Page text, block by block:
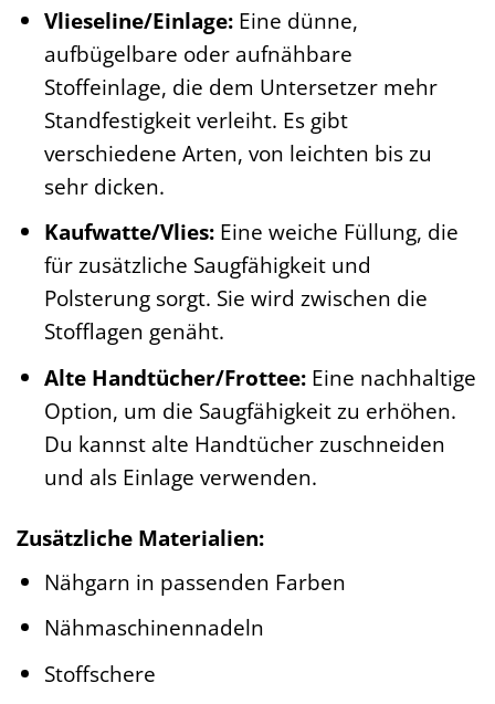
Vlieseline/Einlage:Eine dünne,
aufbügelbare oder aufnähbare
Stoffeinlage, die dem Untersetzer mehr
Standfestigkeit verleiht. Es gibt
verschiedene Arten, von leichten bis zu
sehr dicken.
Kaufwatte/Vlies:Eine weiche Füllung, die
für zusätzliche Saugfähigkeit und
Polsterung sorgt. Sie wird zwischen die
Stofflagen genäht.
Alte Handtücher/Frottee:Eine nachhaltige
Option, um die Saugfähigkeit zu erhöhen.
Du kannst alte Handtücher zuschneiden
und als Einlage verwenden.
Zusätzliche Materialien:
Nähgarn in passenden Farben
Nähmaschinennadeln
Stoffschere